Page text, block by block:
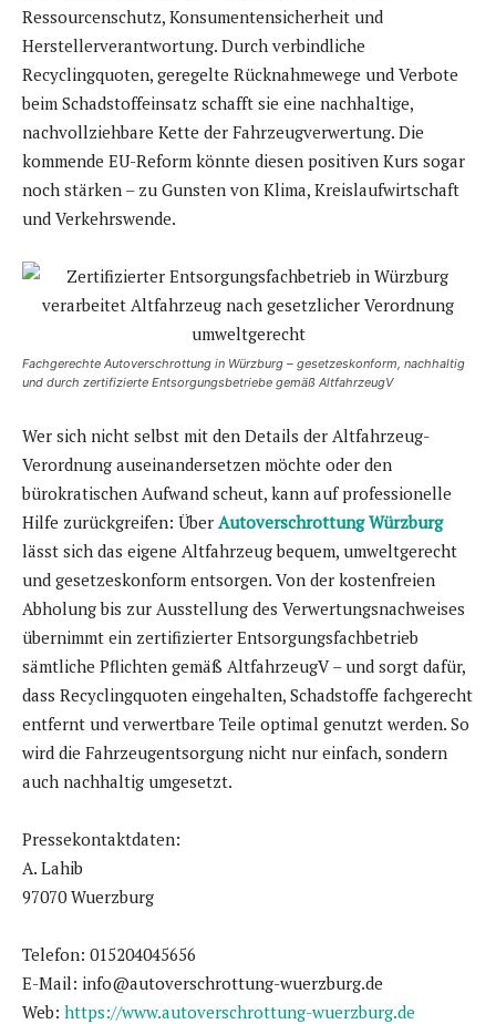
Ressourcenschutz, Konsumentensicherheit und
Herstellerverantwortung. Durch verbindliche
Recyclingquoten, geregelte Rücknahmewege und Verbote
beim Schadstoffeinsatz schafft sie eine nachhaltige,
nachvollziehbare Kette der Fahrzeugverwertung. Die
kommende EU-Reform könnte diesen positiven Kurs sogar
noch stärken – zu Gunsten von Klima, Kreislaufwirtschaft
und Verkehrswende.
Fachgerechte Autoverschrottung in Würzburg – gesetzeskonform, nachhaltig
und durch zertifizierte Entsorgungsbetriebe gemäß AltfahrzeugV
Wer sich nicht selbst mit den Details der Altfahrzeug-
Verordnung auseinandersetzen möchte oder den
bürokratischen Aufwand scheut, kann auf professionelle
Hilfe zurückgreifen: Über Autoverschrottung Würzburg
lässt sich das eigene Altfahrzeug bequem, umweltgerecht
und gesetzeskonform entsorgen. Von der kostenfreien
Abholung bis zur Ausstellung des Verwertungsnachweises
übernimmt ein zertifizierter Entsorgungsfachbetrieb
sämtliche Pflichten gemäß AltfahrzeugV – und sorgt dafür,
dass Recyclingquoten eingehalten, Schadstoffe fachgerecht
entfernt und verwertbare Teile optimal genutzt werden. So
wird die Fahrzeugentsorgung nicht nur einfach, sondern
auch nachhaltig umgesetzt.
Pressekontaktdaten:
A. Lahib
97070 Wuerzburg
Telefon: 015204045656
E-Mail: info@autoverschrottung-wuerzburg.de
Web: https://www.autoverschrottung-wuerzburg.de